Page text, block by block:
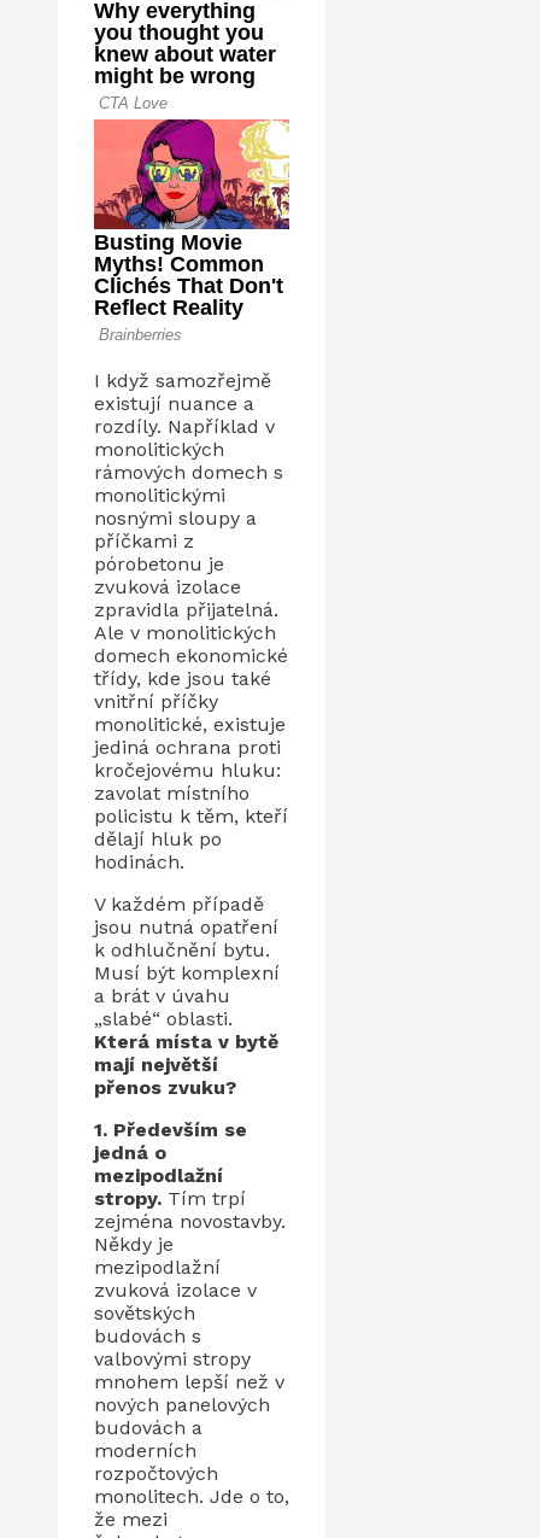
I když samozřejmě
existují nuance a
rozdíly. Například v
monolitických
rámových domech s
monolitickými
nosnými sloupy a
příčkami z
pórobetonu je
zvuková izolace
zpravidla přijatelná.
Ale v monolitických
domech ekonomické
třídy, kde jsou také
vnitřní příčky
monolitické, existuje
jediná ochrana proti
kročejovému hluku:
zavolat místního
policistu k těm, kteří
dělají hluk po
hodinách.
V každém případě
jsou nutná opatření
k odhlučnění bytu.
Musí být komplexní
a brát v úvahu
„slabé“ oblasti.
Která místa v bytě
mají největší
přenos zvuku?
1. Především se
jedná o
mezipodlažní
stropy. Tím trpí
zejména novostavby.
Někdy je
mezipodlažní
zvuková izolace v
sovětských
budovách s
valbovými stropy
mnohem lepší než v
nových panelových
budovách a
moderních
rozpočtových
monolitech. Jde o to,
že mezi